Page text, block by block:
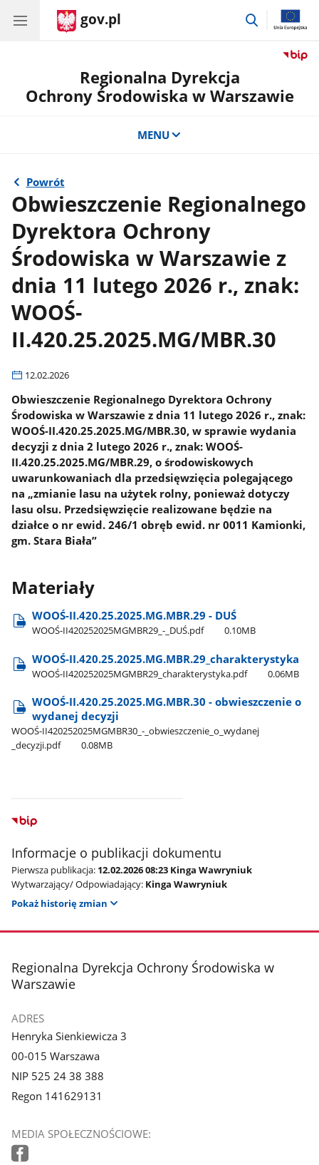
gov.pl
przejdź
Regionalna Dyrekcja
Ochrony Środowiska w Warszawie
MENU
Powrót
Obwieszczenie Regionalnego
Dyrektora Ochrony
Środowiska w Warszawie z
dnia 11 lutego 2026 r., znak:
WOOŚ-
II.420.25.2025.MG/MBR.30
12.02.2026
Obwieszczenie Regionalnego Dyrektora Ochrony
Środowiska w Warszawie z dnia 11 lutego 2026 r., znak:
WOOŚ-II.420.25.2025.MG/MBR.30, w sprawie wydania
decyzji z dnia 2 lutego 2026 r., znak: WOOŚ-
II.420.25.2025.MG/MBR.29, o środowiskowych
uwarunkowaniach dla przedsięwzięcia polegającego
na „zmianie lasu na użytek rolny, ponieważ dotyczy
lasu olsu. Przedsięwzięcie realizowane będzie na
działce o nr ewid. 246/1 obręb ewid. nr 0011 Kamionki,
gm. Stara Biała”
Materiały
WOOŚ-II.420.25.2025.MG.MBR.29 - DUŚ
WOOŚ-II420252025MGMBR29​_-​_DUŚ.pdf 0.10MB
WOOŚ-II.420.25.2025.MG.MBR.29​_charakterystyka
WOOŚ-II420252025MGMBR29​_charakterystyka.pdf 0.06MB
WOOŚ-II.420.25.2025.MG.MBR.30 - obwieszczenie o
wydanej decyzji
WOOŚ-II420252025MGMBR30​_-​_obwieszczenie​_o​_wydanej​
_decyzji.pdf
0.08MB
Informacje o publikacji dokumentu
Pierwsza publikacja: 12.02.2026 08:23 Kinga Wawryniuk
Wytwarzający/ Odpowiadający: Kinga Wawryniuk
Pokaż historię zmian
stopka
Regionalna Dyrekcja Ochrony Środowiska w
Warszawie
ADRES
Henryka Sienkiewicza 3
00-015 Warszawa
NIP 525 24 38 388
Regon 141629131
MEDIA SPOŁECZNOŚCIOWE: